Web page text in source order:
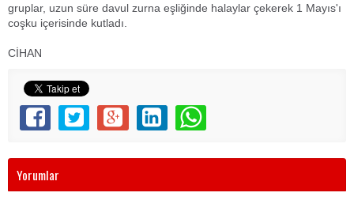
gruplar, uzun süre davul zurna eşliğinde halaylar çekerek 1 Mayıs'ı
coşku içerisinde kutladı.
CİHAN
Yorumlar